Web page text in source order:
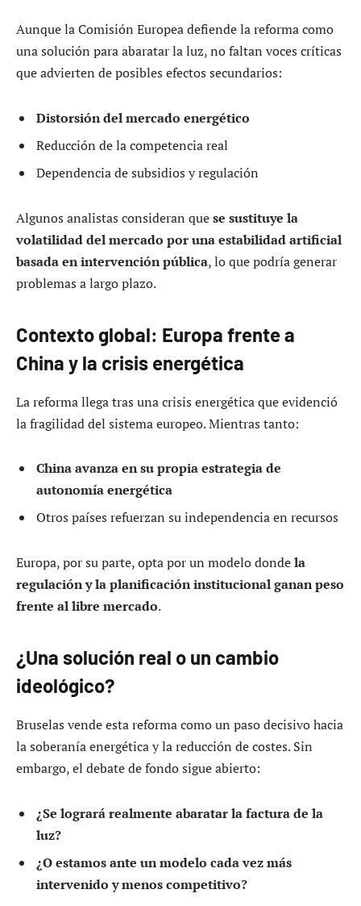
Aunque la Comisión Europea defiende la reforma como
una solución para abaratar la luz, no faltan voces críticas
que advierten de posibles efectos secundarios:
Distorsión del mercado energético
Reducción de la competencia real
Dependencia de subsidios y regulación
Algunos analistas consideran quese sustituye la
volatilidad del mercado por una estabilidad artificial
basada en intervención pública, lo que podría generar
problemas a largo plazo.
Contexto global: Europa frente a
China y la crisis energética
La reforma llega tras una crisis energética que evidenció
la fragilidad del sistema europeo. Mientras tanto:
China avanza en su propia estrategia de
autonomía energética
Otros países refuerzan su independencia en recursos
Europa, por su parte, opta por un modelo dondela
regulación y la planificación institucional ganan peso
frente al libre mercado.
¿Una solución real o un cambio
ideológico?
Bruselas vende esta reforma como un paso decisivo hacia
la soberanía energética y la reducción de costes. Sin
embargo, el debate de fondo sigue abierto:
¿Se logrará realmente abaratar la factura de la
luz?
¿O estamos ante un modelo cada vez más
intervenido y menos competitivo?